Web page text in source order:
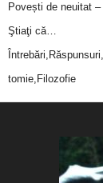
Povești de neuitat
Ştiaţi că…
tomie,Filozofie